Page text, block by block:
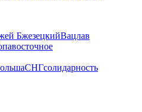
БжезецкийВацлав
восточное
СНГсолидарность